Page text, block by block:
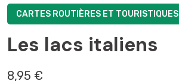
CARTES ROUTIÈRES ET TOURISTIQUES
Les lacs italiens
8,95 €